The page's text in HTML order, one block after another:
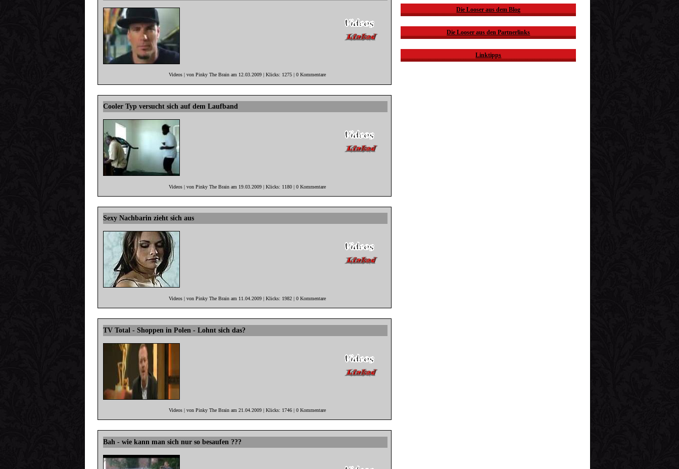
Videos | von Pinky The Brain am 12.03.2009 | Klicks: 1275 | 0 Kommentare
Cooler Typ versucht sich auf dem Laufband
Videos | von Pinky The Brain am 19.03.2009 | Klicks: 1180 | 0 Kommentare
Sexy Nachbarin zieht sich aus
Videos | von Pinky The Brain am 11.04.2009 | Klicks: 1982 | 0 Kommentare
TV Total - Shoppen in Polen - Lohnt sich das?
Videos | von Pinky The Brain am 21.04.2009 | Klicks: 1746 | 0 Kommentare
Bah - wie kann man sich nur so besaufen ???
Die Looser aus dem Blog
Die Looser aus den Partnerlinks
Linktipps